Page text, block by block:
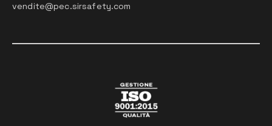
vendite@pec.sirsafety.com